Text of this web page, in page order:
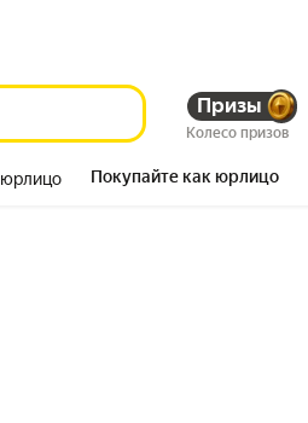
Призы
Колесо призов
юрлицо Покупайте как юрлицо